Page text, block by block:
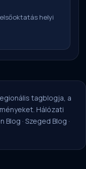
helyi
tagblogja, a
Hálózati
Blog · Szeged Blog ·